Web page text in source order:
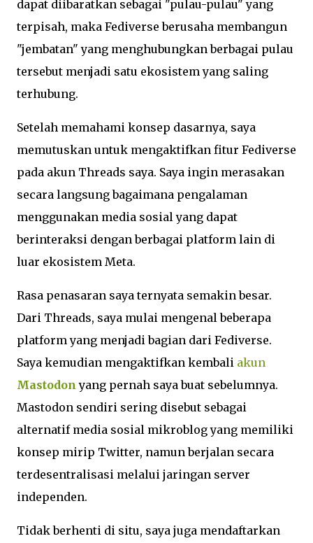
dapat diibaratkan sebagai "pulau-pulau" yang
terpisah, maka Fediverse berusaha membangun
"jembatan" yang menghubungkan berbagai pulau
tersebut menjadi satu ekosistem yang saling
terhubung.
Setelah memahami konsep dasarnya, saya
memutuskan untuk mengaktifkan fitur Fediverse
pada akun Threads saya. Saya ingin merasakan
secara langsung bagaimana pengalaman
menggunakan media sosial yang dapat
berinteraksi dengan berbagai platform lain di
luar ekosistem Meta.
Rasa penasaran saya ternyata semakin besar.
Dari Threads, saya mulai mengenal beberapa
platform yang menjadi bagian dari Fediverse.
Saya kemudian mengaktifkan kembali akun
Mastodon yang pernah saya buat sebelumnya.
Mastodon sendiri sering disebut sebagai
alternatif media sosial mikroblog yang memiliki
konsep mirip Twitter, namun berjalan secara
terdesentralisasi melalui jaringan server
independen.
Tidak berhenti di situ, saya juga mendaftarkan